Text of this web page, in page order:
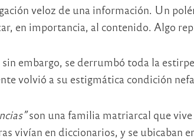
veloz de una información. Un
en importancia, al contenido. Algo
sin embargo, se derrumbó toda la
volvió a su estigmática condición
son una familia matriarcal que
vivían en diccionarios, y se ubicaban